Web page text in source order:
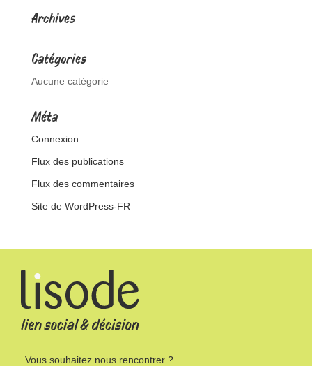
Archives
Catégories
Aucune catégorie
Méta
Connexion
Flux des publications
Flux des commentaires
Site de WordPress-FR
Vous souhaitez nous rencontrer ?